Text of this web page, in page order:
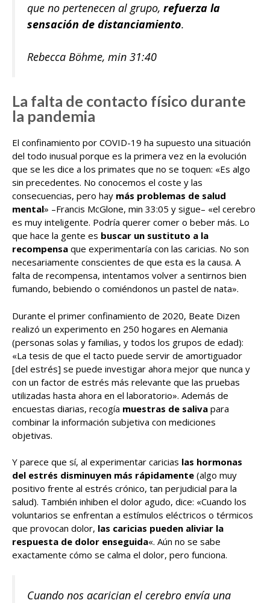
que no pertenecen al grupo, refuerza la
sensación de distanciamiento.
Rebecca Böhme, min 31:40
La falta de contacto físico durante
la pandemia
El confinamiento por COVID-19 ha supuesto una situación
del todo inusual porque es la primera vez en la evolución
que se les dice a los primates que no se toquen: «Es algo
sin precedentes. No conocemos el coste y las
consecuencias, pero hay más problemas de salud
mental» –Francis McGlone, min 33:05 y sigue– «el cerebro
es muy inteligente. Podría querer comer o beber más. Lo
que hace la gente es buscar un sustituto a la
recompensa que experimentaría con las caricias. No son
necesariamente conscientes de que esta es la causa. A
falta de recompensa, intentamos volver a sentirnos bien
fumando, bebiendo o comiéndonos un pastel de nata».
Durante el primer confinamiento de 2020, Beate Dizen
realizó un experimento en 250 hogares en Alemania
(personas solas y familias, y todos los grupos de edad):
«La tesis de que el tacto puede servir de amortiguador
[del estrés] se puede investigar ahora mejor que nunca y
con un factor de estrés más relevante que las pruebas
utilizadas hasta ahora en el laboratorio». Además de
encuestas diarias, recogía muestras de saliva para
combinar la información subjetiva con mediciones
objetivas.
Y parece que sí, al experimentar caricias las hormonas
del estrés disminuyen más rápidamente (algo muy
positivo frente al estrés crónico, tan perjudicial para la
salud). También inhiben el dolor agudo, dice: «Cuando los
voluntarios se enfrentan a estímulos eléctricos o térmicos
que provocan dolor, las caricias pueden aliviar la
respuesta de dolor enseguida«. Aún no se sabe
exactamente cómo se calma el dolor, pero funciona.
Cuando nos acarician el cerebro envía una